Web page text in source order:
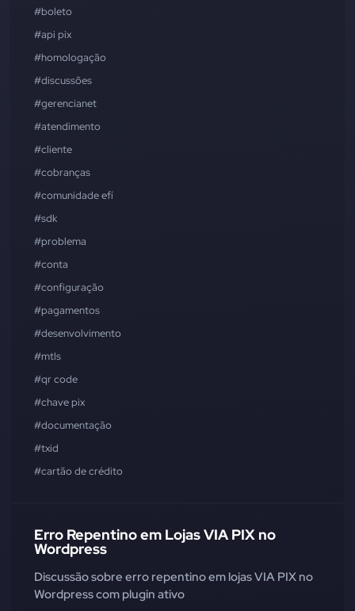
#boleto
#api pix
#homologação
#discussões
#gerencianet
#atendimento
#cliente
#cobranças
#comunidade efí
#sdk
#problema
#conta
#configuração
#pagamentos
#desenvolvimento
#mtls
#qr code
#chave pix
#documentação
#txid
#cartão de crédito
Erro Repentino em Lojas VIA PIX no
Wordpress
Discussão sobre erro repentino em lojas VIA PIX no
Wordpress com plugin ativo